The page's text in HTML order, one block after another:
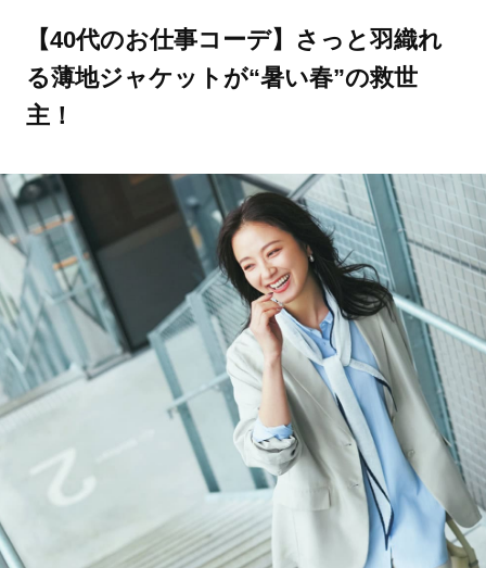
す
ママとパパに贈る「ジェンダーレ
ス学」
人気の40代髪型・ヘ
タログ
【40代のお仕事コーデ】さっと羽織れ
る薄地ジャケットが“暑い春”の救世
主！